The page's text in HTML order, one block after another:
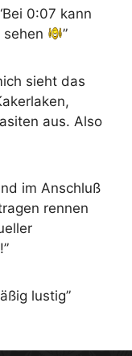
Bei 0:07 kann
sehen
”
sieht das
aus. Also
im Anschluß
rennen
”
lustig”